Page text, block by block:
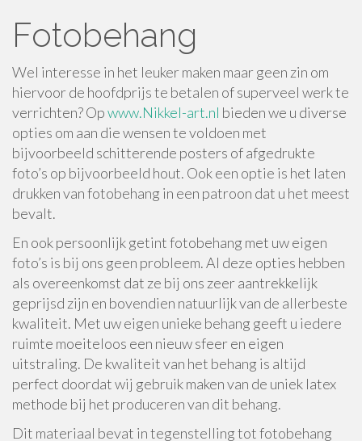
Fotobehang
Wel interesse in het leuker maken maar geen zin om
hiervoor de hoofdprijs te betalen of superveel werk te
verrichten? Opwww.Nikkel-art.nl bieden we u diverse
opties om aan die wensen te voldoen met
bijvoorbeeld schitterende posters of afgedrukte
foto’s op bijvoorbeeld hout. Ook een optie is het laten
drukken van fotobehang in een patroon dat u het meest
bevalt.
En ook persoonlijk getint fotobehang met uw eigen
foto’s is bij ons geen probleem. Al deze opties hebben
als overeenkomst dat ze bij ons zeer aantrekkelijk
geprijsd zijn en bovendien natuurlijk van de allerbeste
kwaliteit. Met uw eigen unieke behang geeft u iedere
ruimte moeiteloos een nieuw sfeer en eigen
uitstraling. De kwaliteit van het behang is altijd
perfect doordat wij gebruik maken van de uniek latex
methode bij het produceren van dit behang.
Dit materiaal bevat in tegenstelling tot fotobehang